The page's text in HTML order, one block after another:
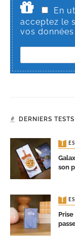
En
acceptez le
vos
DERNIERS TESTS
son